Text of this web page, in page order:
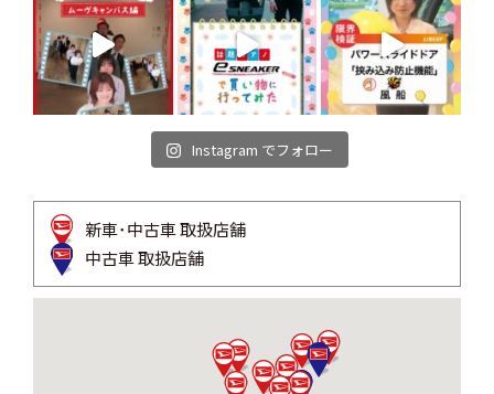
Instagram でフォロー
新車･中古車 取扱店舗
中古車 取扱店舗